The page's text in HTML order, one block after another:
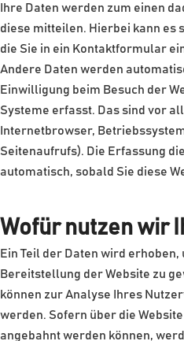
Ihre Daten werden zum einen
diese mitteilen. Hierbei kann es
die Sie in ein Kontaktformular
Andere Daten werden
Einwilligung beim Besuch der
Systeme erfasst. Das sind vor
Internetbrowser,
Seitenaufrufs). Die Erfassung
automatisch, sobald Sie diese
Wofür nutzen wir
Ein Teil der Daten wird
Bereitstellung der Website zu
können zur Analyse Ihres
werden. Sofern über die
angebahnt werden können,